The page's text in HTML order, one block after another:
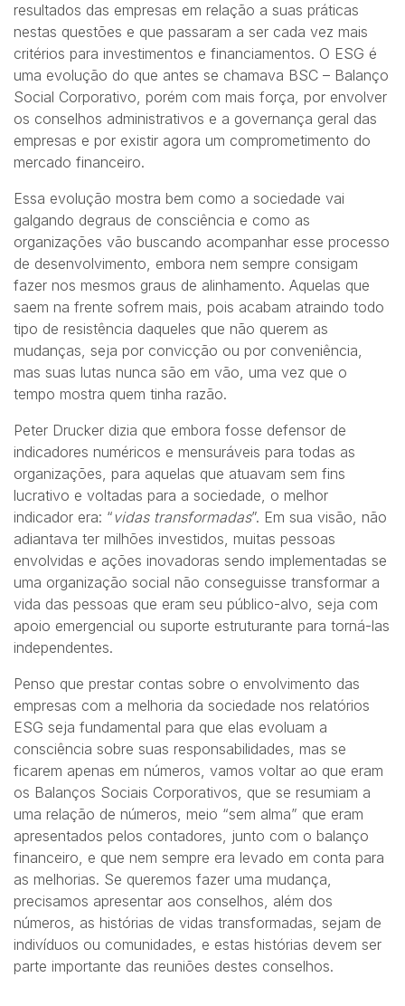
resultados das empresas em relação a suas práticas
nestas questões e que passaram a ser cada vez mais
critérios para investimentos e financiamentos. O ESG é
uma evolução do que antes se chamava BSC – Balanço
Social Corporativo, porém com mais força, por envolver
os conselhos administrativos e a governança geral das
empresas e por existir agora um comprometimento do
mercado financeiro.
Essa evolução mostra bem como a sociedade vai
galgando degraus de consciência e como as
organizações vão buscando acompanhar esse processo
de desenvolvimento, embora nem sempre consigam
fazer nos mesmos graus de alinhamento. Aquelas que
saem na frente sofrem mais, pois acabam atraindo todo
tipo de resistência daqueles que não querem as
mudanças, seja por convicção ou por conveniência,
mas suas lutas nunca são em vão, uma vez que o
tempo mostra quem tinha razão.
Peter Drucker dizia que embora fosse defensor de
indicadores numéricos e mensuráveis para todas as
organizações, para aquelas que atuavam sem fins
lucrativo e voltadas para a sociedade, o melhor
indicador era: “vidas transformadas”. Em sua visão, não
adiantava ter milhões investidos, muitas pessoas
envolvidas e ações inovadoras sendo implementadas se
uma organização social não conseguisse transformar a
vida das pessoas que eram seu público-alvo, seja com
apoio emergencial ou suporte estruturante para torná-las
independentes.
Penso que prestar contas sobre o envolvimento das
empresas com a melhoria da sociedade nos relatórios
ESG seja fundamental para que elas evoluam a
consciência sobre suas responsabilidades, mas se
ficarem apenas em números, vamos voltar ao que eram
os Balanços Sociais Corporativos, que se resumiam a
uma relação de números, meio “sem alma” que eram
apresentados pelos contadores, junto com o balanço
financeiro, e que nem sempre era levado em conta para
as melhorias. Se queremos fazer uma mudança,
precisamos apresentar aos conselhos, além dos
números, as histórias de vidas transformadas, sejam de
indivíduos ou comunidades, e estas histórias devem ser
parte importante das reuniões destes conselhos.